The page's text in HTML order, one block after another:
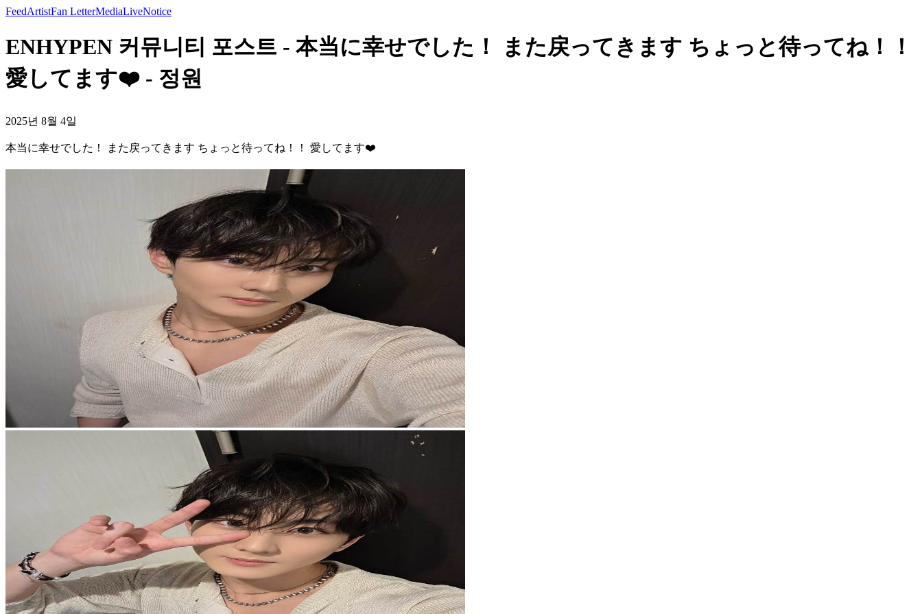
FeedArtistFan LetterMediaLiveNotice
ENHYPEN 커뮤니티 포스트 - 本当に幸せでした！ また戻ってきます ちょっと待ってね！！
愛してます❤️ - 정원
2025년 8월 4일
本当に幸せでした！ また戻ってきます ちょっと待ってね！！ 愛してます❤️